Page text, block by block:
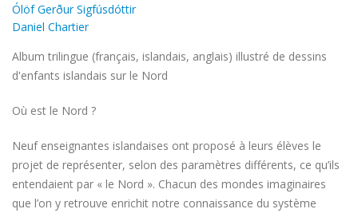
Ólöf Gerður Sigfúsdóttir
Daniel Chartier
Album trilingue (français, islandais, anglais) illustré de dessins
d'enfants islandais sur le Nord
Où est le Nord ?
Neuf enseignantes islandaises ont proposé à leurs élèves le
projet de représenter, selon des paramètres différents, ce qu’ils
entendaient par « le Nord ». Chacun des mondes imaginaires
que l’on y retrouve enrichit notre connaissance du système